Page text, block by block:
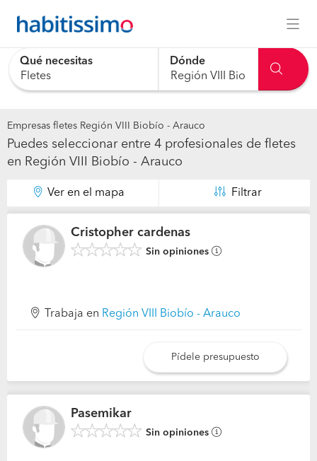
Qué necesitas Dónde
Empresas fletes Región VIII Biobío - Arauco
Puedes seleccionar entre 4 profesionales de fletes
en Región VIII Biobío - Arauco
Ver en el mapa Filtrar
Cristopher cardenas
Sin opiniones
Trabaja en Región VIII Biobío - Arauco
Pídele presupuesto
Pasemikar
Sin opiniones